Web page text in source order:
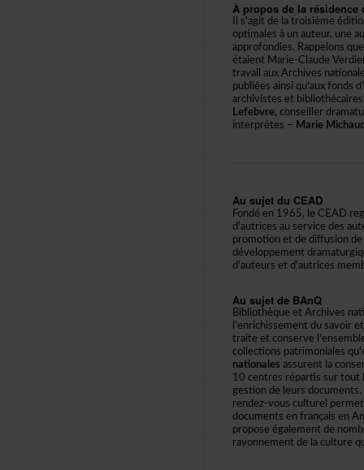
étaientMarie-
Lefebvre,
interprètes–
AusujetduCEAD
AusujetdeBAnQ
nationales
rendez-